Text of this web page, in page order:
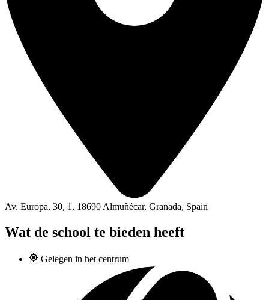
Av. Europa, 30, 1, 18690 Almuñécar, Granada, Spain
Wat de school te bieden heeft
Gelegen in het centrum